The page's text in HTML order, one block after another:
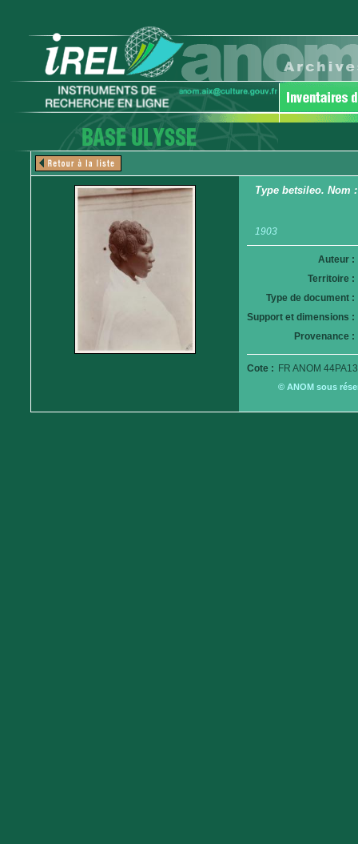
Type betsileo. Nom
1903
Auteur :
Territoire :
Type de document :
Support et dimensions :
Provenance :
Cote : FR ANOM
© ANOM sous